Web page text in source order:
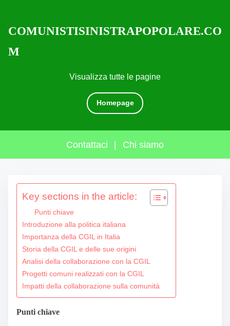
Visualizza tutte le pagine
COMUNISTISINISTRAPOPOLARE.CO
M
Homepage
Contattaci | Chi siamo
Key sections in the article:
Punti chiave
Introduzione alla politica italiana
Importanza della CGIL in Italia
Storia della CGIL e delle sue origini
Analisi della collaborazione con la CGIL
Progetti comuni realizzati con la CGIL
Impatti della collaborazione sulla comunità
Punti chiave